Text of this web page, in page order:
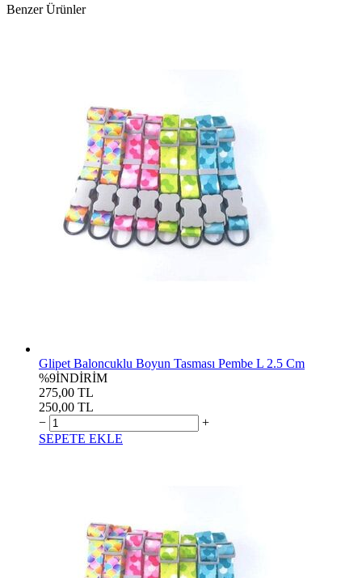
Benzer Ürünler
Glipet Baloncuklu Boyun Tasması Pembe L 2.5 Cm
%9İNDİRİM
275,00 TL
250,00 TL
−
+
SEPETE EKLE